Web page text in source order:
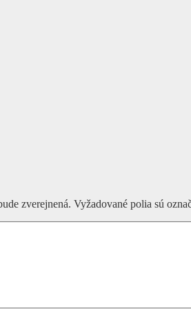
zverejnená. Vyžadované polia sú